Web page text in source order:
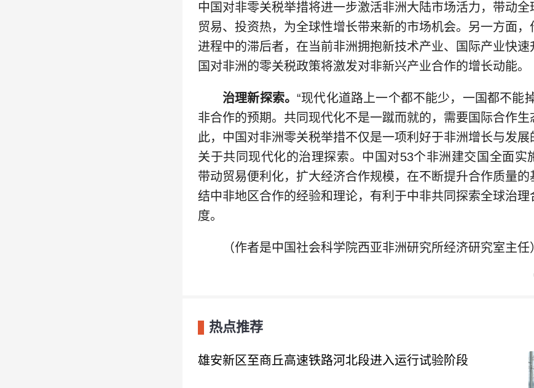
中国对非零关税举措将进一步激活非洲大陆市场活力，带动
贸易、投资热，为全球性增长带来新的市场机会。另一方面
进程中的滞后者，在当前非洲拥抱新技术产业、国际产业快速
国对非洲的零关税政策将激发对非新兴产业合作的增长动能。
治理新探索。“现代化道路上一个都不能少，一国都不能
非合作的预期。共同现代化不是一蹴而就的，需要国际合作生
此，中国对非洲零关税举措不仅是一项利好于非洲增长与发
关于共同现代化的治理探索。中国对53个非洲建交国全面实
带动贸易便利化，扩大经济合作规模，在不断提升合作质量的
结中非地区合作的经验和理论，有利于中非共同探索全球治理
度。
（作者是中国社会科学院西亚非洲研究所经济研究室主任
热点推荐
雄安新区至商丘高速铁路河北段进入运行试验阶段